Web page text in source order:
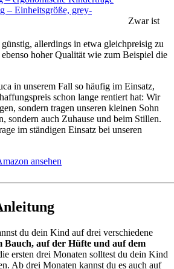
Zwar ist
allerdings in etwa gleichpreisig zu
hoher Qualität wie zum Beispiel die
in unserem Fall so häufig im Einsatz,
schon lange rentiert hat: Wir
sondern tragen unseren kleinen Sohn
sondern auch Zuhause und beim Stillen.
im ständigen Einsatz bei unseren
ansehen
du dein Kind auf drei verschiedene
Bauch, auf der Hüfte und auf dem
ersten drei Monaten solltest du dein Kind
Ab drei Monaten kannst du es auch auf